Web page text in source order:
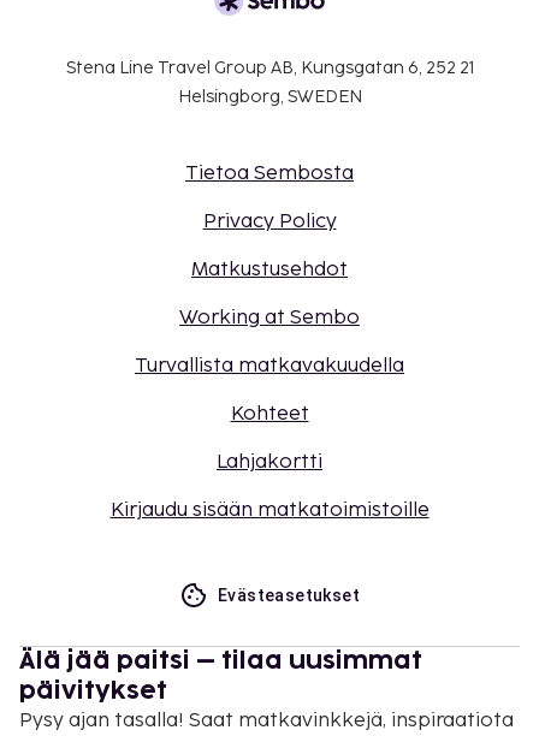
Stena Line Travel Group AB, Kungsgatan 6, 252 21
Helsingborg, SWEDEN
Tietoa Sembosta
Privacy Policy
Matkustusehdot
Working at Sembo
Turvallista matkavakuudella
Kohteet
Lahjakortti
Kirjaudu sisään matkatoimistoille
Evästeasetukset
Älä jää paitsi – tilaa uusimmat
päivitykset
Pysy ajan tasalla! Saat matkavinkkejä, inspiraatiota